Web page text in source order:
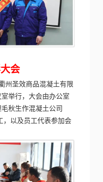
会
州圣效商品混凝土有限
举行，大会由办公室
秋生作混凝土公司
，以及员工代表参加会